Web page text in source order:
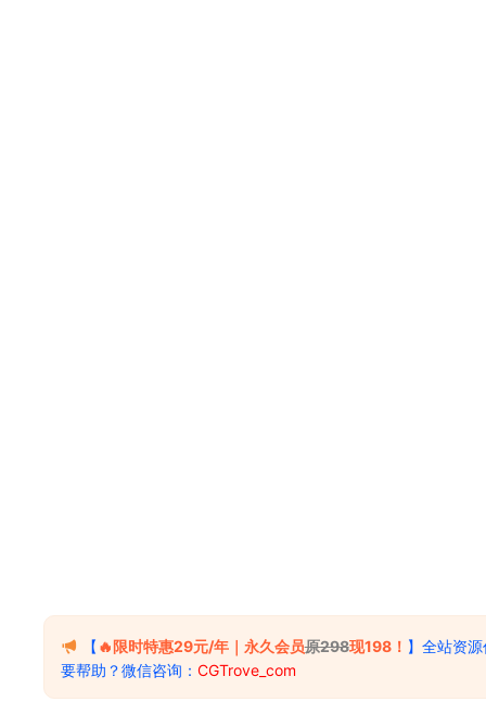
【 🔥限时特惠29元/年｜永久会员原298现198！ 】全站资
要帮助？微信咨询： CGTrove_com